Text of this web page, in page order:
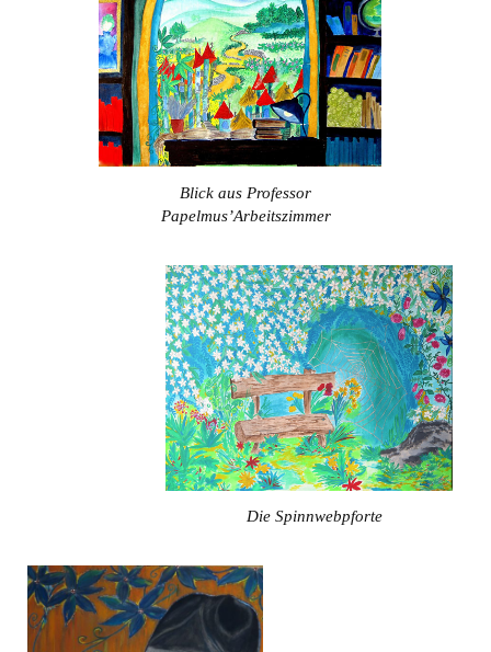
Blick aus Professor
Papelmus’Arbeitszimmer
Die Spinnwebpforte